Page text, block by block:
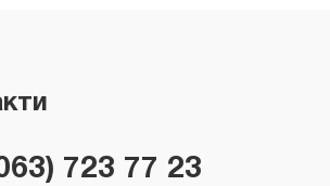
723 77 23